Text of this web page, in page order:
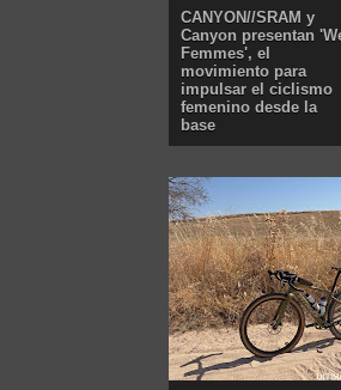
CANYON//SRAM y
Canyon presentan
Femmes', el
movimiento para
impulsar el ciclismo
femenino desde la
base